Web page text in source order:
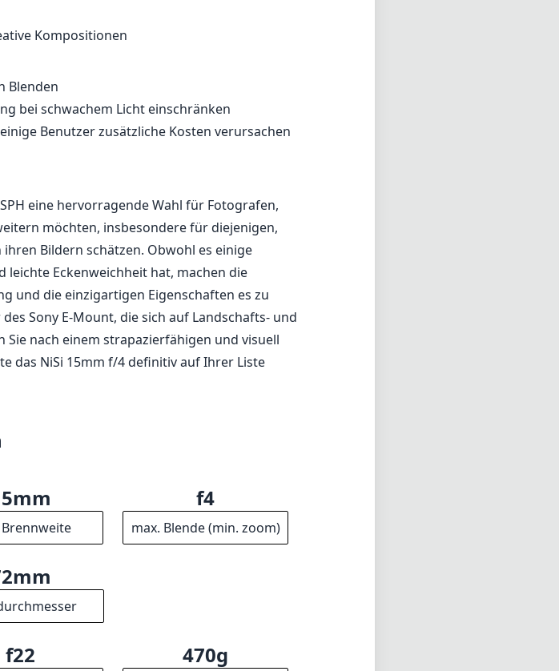
Kompositionen
Blenden
bei schwachem Licht einschränken
Benutzer zusätzliche Kosten verursachen
eine hervorragende Wahl für Fotografen,
möchten, insbesondere für diejenigen,
Bildern schätzen. Obwohl es einige
leichte Eckenweichheit hat, machen die
und die einzigartigen Eigenschaften es zu
Sony E-Mount, die sich auf Landschafts- und
nach einem strapazierfähigen und visuell
das NiSi 15mm f/4 definitiv auf Ihrer Liste
f4
max. Blende (min. zoom)
f22 470g